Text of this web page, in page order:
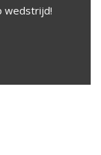
wedstrijd!